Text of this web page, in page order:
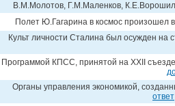
В.М.Молотов, Г.М.Маленков,
Полет Ю.Гагарина в космос произошел в
Культ личности Сталина был осужден на
Программой КПСС, принятой на ХХII съезде
Органы управления экономикой,
ответ